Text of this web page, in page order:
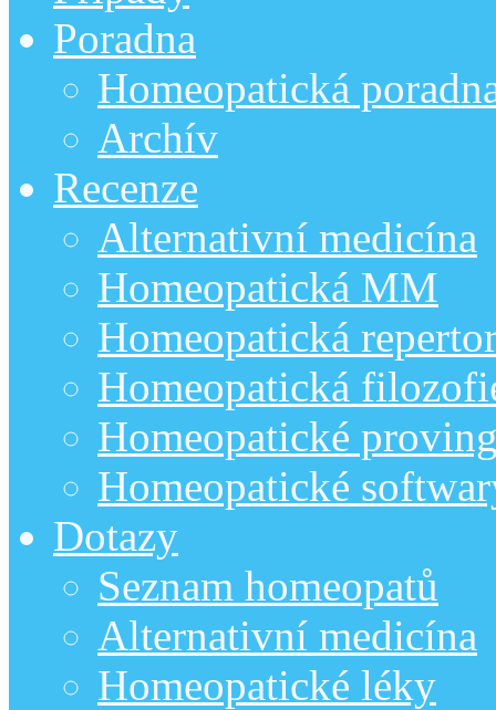
Poradna
Homeopatická
Archív
Recenze
Alternativní medicína
Homeopatická MM
Homeopatická
Homeopatická
Homeopatické
Homeopatické
Dotazy
Seznam homeopatů
Alternativní medicína
Homeopatické léky